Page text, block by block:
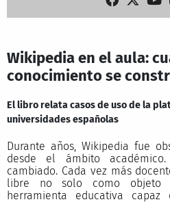
Wikipedia en el aula:
conocimiento se
El libro relata casos de uso de la
universidades españolas
Durante años, Wikipedia fue
desde el ámbito
cambiado. Cada vez más
libre no solo como objeto
herramienta educativa capaz